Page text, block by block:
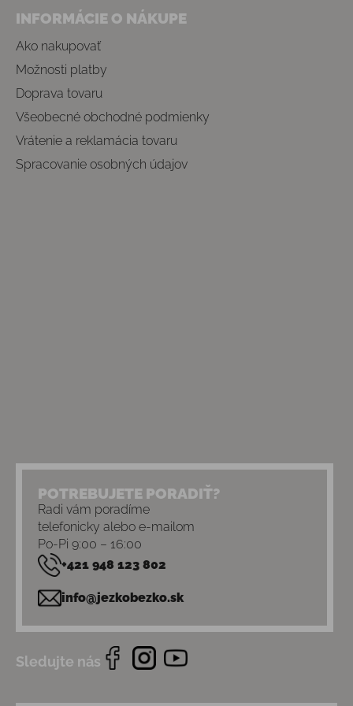
INFORMÁCIE O NÁKUPE
Ako nakupovať
Možnosti platby
Doprava tovaru
Všeobecné obchodné podmienky
Vrátenie a reklamácia tovaru
Spracovanie osobných údajov
POTREBUJETE PORADIŤ?
Radi vám poradíme
telefonicky alebo e-mailom
Po-Pi 9:00 – 16:00
+421 948 123 802
info@jezkobezko.sk
Sledujte nás